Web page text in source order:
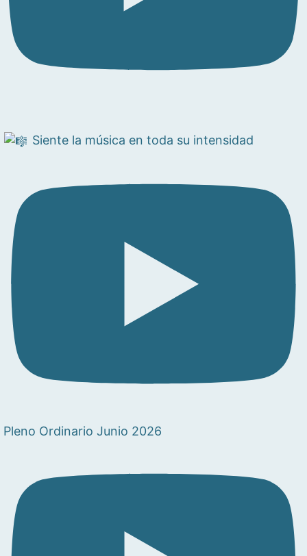
Siente la música en toda su intensidad
Pleno Ordinario Junio 2026